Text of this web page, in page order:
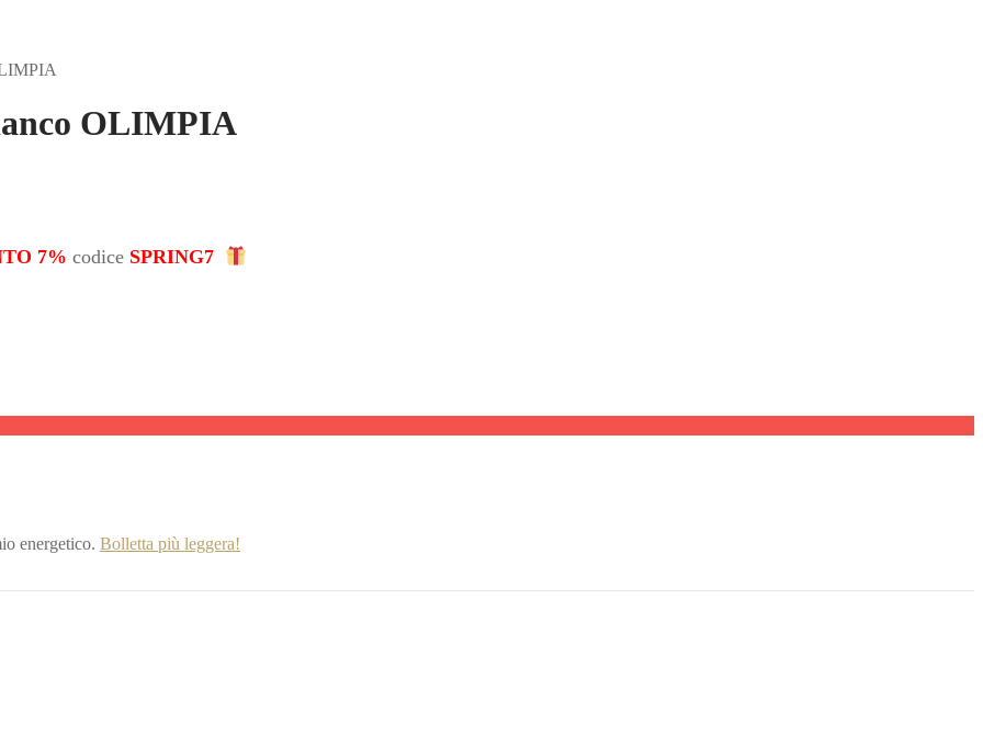
OLIMPIA
7% codice SPRING7
energetico. Bolletta più leggera!